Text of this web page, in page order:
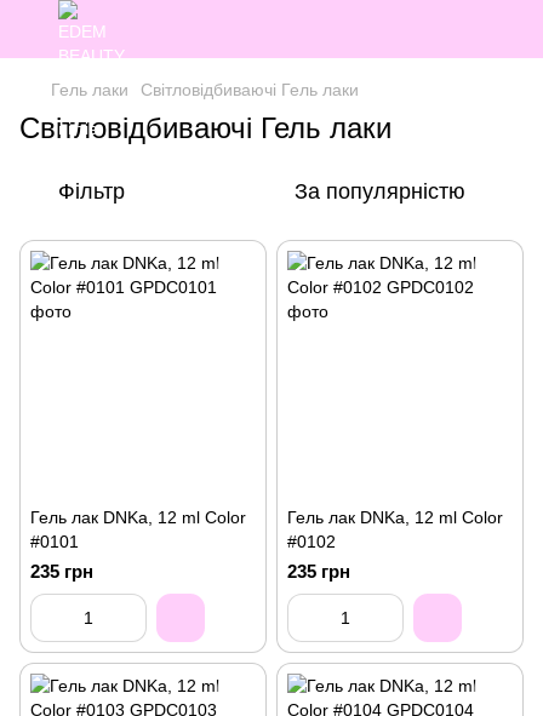
Гель лаки Світловідбиваючі Гель лаки
Світловідбиваючі Гель лаки
Фільтр За популярністю
Гель лак DNKa, 12 ml Color
#0101
235 грн
Гель лак DNKa, 12 ml Color
#0102
235 грн